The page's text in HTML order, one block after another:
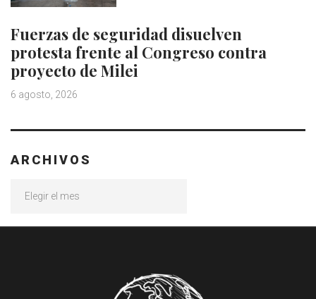
Fuerzas de seguridad disuelven
protesta frente al Congreso contra
proyecto de Milei
6 agosto, 2026
ARCHIVOS